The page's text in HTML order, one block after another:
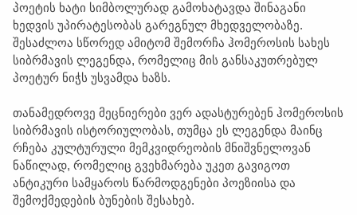
პოეტის ხატი სიმბოლურად გამოხატავდა შინაგანი
ხედვის უპირატესობას გარეგნულ მხედველობაზე.
შესაძლოა სწორედ ამიტომ შემორჩა ჰომეროსის სახეს
სიბრმავის ლეგენდა, რომელიც მის განსაკუთრებულ
პოეტურ ნიჭს უსვამდა ხაზს.
თანამედროვე მეცნიერები ვერ ადასტურებენ ჰომეროსის
სიბრმავის ისტორიულობას, თუმცა ეს ლეგენდა მაინც
რჩება კულტურული მემკვიდრეობის მნიშვნელოვან
ნაწილად, რომელიც გვეხმარება უკეთ გავიგოთ
ანტიკური სამყაროს წარმოდგენები პოეზიისა და
შემოქმედების ბუნების შესახებ.